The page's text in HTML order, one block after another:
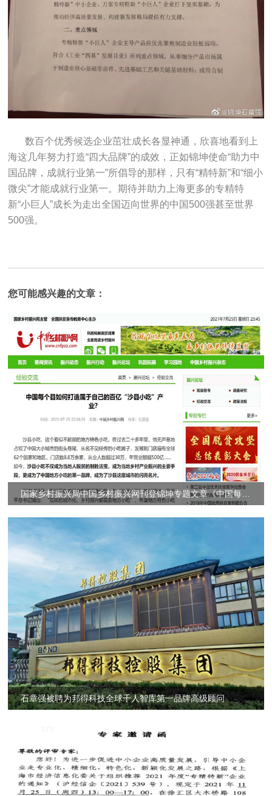
数百个优秀候选企业茁壮成长各显神通，欣喜地看到上
海这几年努力打造“四大品牌”的成效，正如锦坤使命“助力中
国品牌，成就行业第一”所倡导的那样，只有“精特新”和“细小
微尖”才能成就行业第一。期待并助力上海更多的专精特
新“小巨人”成长为走出全国迈向世界的中国500强甚至世界
500强。
您可能感兴趣的文章：
国家乡村振兴局中国乡村振兴网刊登锦坤专题文章《中国每个县如何打造属于自己的百亿“沙县小吃”产业？》
石章强被聘为邦得科技全球千人智库第一品牌高级顾问